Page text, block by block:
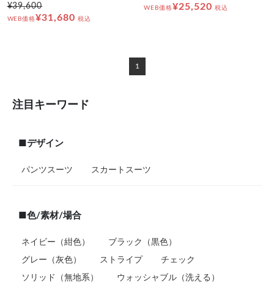
¥39,600
WEB価格¥31,680 税込
WEB価格¥25,520 税込
1
注目キーワード
■デザイン
パンツスーツ スカートスーツ
■色/素材/場合
ネイビー（紺色） ブラック（黒色）
グレー（灰色） ストライプ チェック
ソリッド（無地系） ウォッシャブル（洗える）